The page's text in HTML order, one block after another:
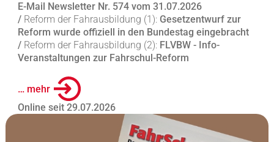
E-Mail Newsletter Nr. 574 vom 31.07.2026
/ Reform der Fahrausbildung (1): Gesetzentwurf zur
Reform wurde offiziell in den Bundestag eingebracht
/ Reform der Fahrausbildung (2): FLVBW - Info-
Veranstaltungen zur Fahrschul-Reform
… mehr
Online seit 29.07.2026